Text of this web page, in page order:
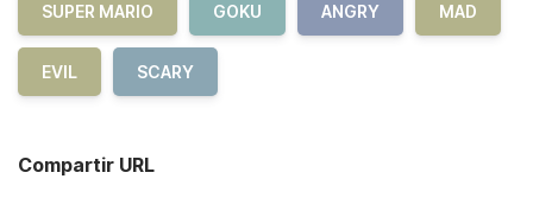
SUPER MARIO GOKU ANGRY MAD
EVIL SCARY
Compartir URL